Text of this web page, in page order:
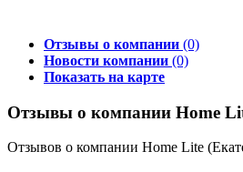
Отзывы о компании (0)
Новости компании (0)
Показать на карте
Отзывы о компании Home
Отзывов о компании Home Lite